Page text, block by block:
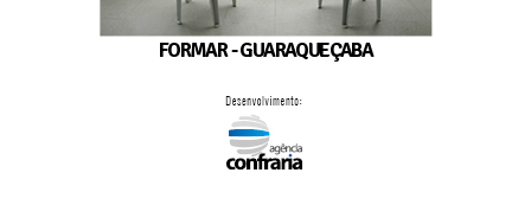
FORMAR - GUARAQUEÇABA